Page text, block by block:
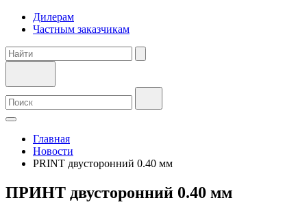
Дилерам
Частным заказчикам
Главная
Новости
PRINT двусторонний 0.40 мм
ПРИНТ двусторонний 0.40 мм